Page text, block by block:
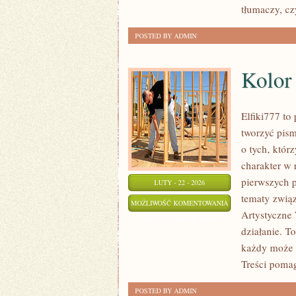
tłumaczy,
POSTED BY ADMIN
LUTY - 22 - 2026
MOŻLIWOŚĆ KOMENTOWANIA KOLOR
TEORIA
BARW
Elfiki777 to
tworzyć
o tych,
charakter w
pierwszych
tematy
Artystyczne
działanie.
każdy
Treści
POSTED BY ADMIN